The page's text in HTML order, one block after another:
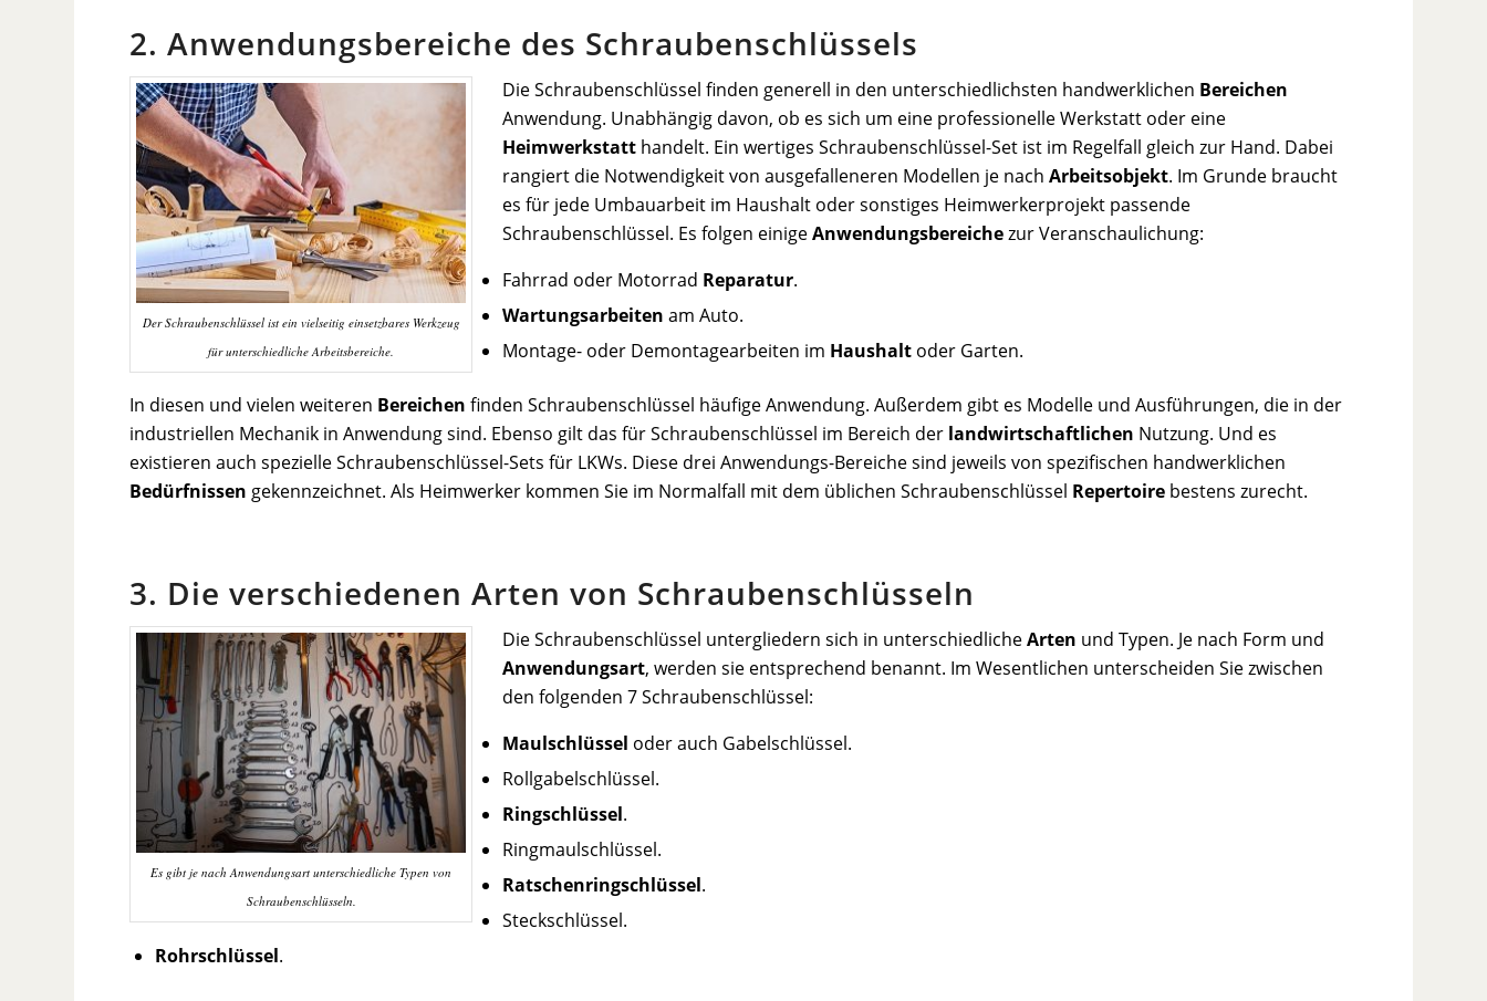
2. Anwendungsbereiche des Schraubenschlüssels
Der Schraubenschlüssel ist ein vielseitig einsetzbares Werkzeug
für unterschiedliche Arbeitsbereiche.
Die Schraubenschlüssel finden generell in den unterschiedlichsten handwerklichen Bereichen
Anwendung. Unabhängig davon, ob es sich um eine professionelle Werkstatt oder eine
Heimwerkstatt handelt. Ein wertiges Schraubenschlüssel-Set ist im Regelfall gleich zur Hand. Dabei
rangiert die Notwendigkeit von ausgefalleneren Modellen je nachArbeitsobjekt. Im Grunde braucht
es für jede Umbauarbeit im Haushalt oder sonstiges Heimwerkerprojekt passende
Schraubenschlüssel. Es folgen einigeAnwendungsbereichezur Veranschaulichung:
Fahrrad oder Motorrad Reparatur.
Wartungsarbeiten am Auto.
Montage- oder Demontagearbeiten im Haushalt oder Garten.
In diesen und vielen weiteren Bereichen finden Schraubenschlüssel häufige Anwendung. Außerdem gibt es Modelle und Ausführungen, die in der
industriellen Mechanik in Anwendung sind. Ebenso gilt das für Schraubenschlüssel im Bereich der landwirtschaftlichen Nutzung. Und es
existieren auch spezielle Schraubenschlüssel-Sets für LKWs. Diese drei Anwendungs-Bereiche sind jeweils von spezifischen handwerklichen
Bedürfnissen gekennzeichnet. Als Heimwerker kommen Sie im Normalfall mit dem üblichen Schraubenschlüssel Repertoire bestens zurecht.
3. Die verschiedenen Arten von Schraubenschlüsseln
Es gibt je nach Anwendungsart unterschiedliche Typen von
Schraubenschlüsseln.
Die Schraubenschlüssel untergliedern sich in unterschiedlicheArten und Typen. Je nach Form und
Anwendungsart, werden sie entsprechend benannt. Im Wesentlichen unterscheiden Sie zwischen
den folgenden 7 Schraubenschlüssel:
Maulschlüssel oder auch Gabelschlüssel.
Rollgabelschlüssel.
Ringschlüssel.
Ringmaulschlüssel.
Ratschenringschlüssel.
Steckschlüssel.
Rohrschlüssel.